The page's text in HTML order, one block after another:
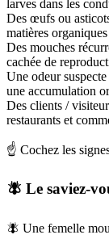
larves dans les
Des œufs ou
matières organiques
Des mouches
cachée de
Une odeur
une accumulation
Des clients /
restaurants et
☝️ Cochez les
🪰 Le saviez-
🪰 Une femelle